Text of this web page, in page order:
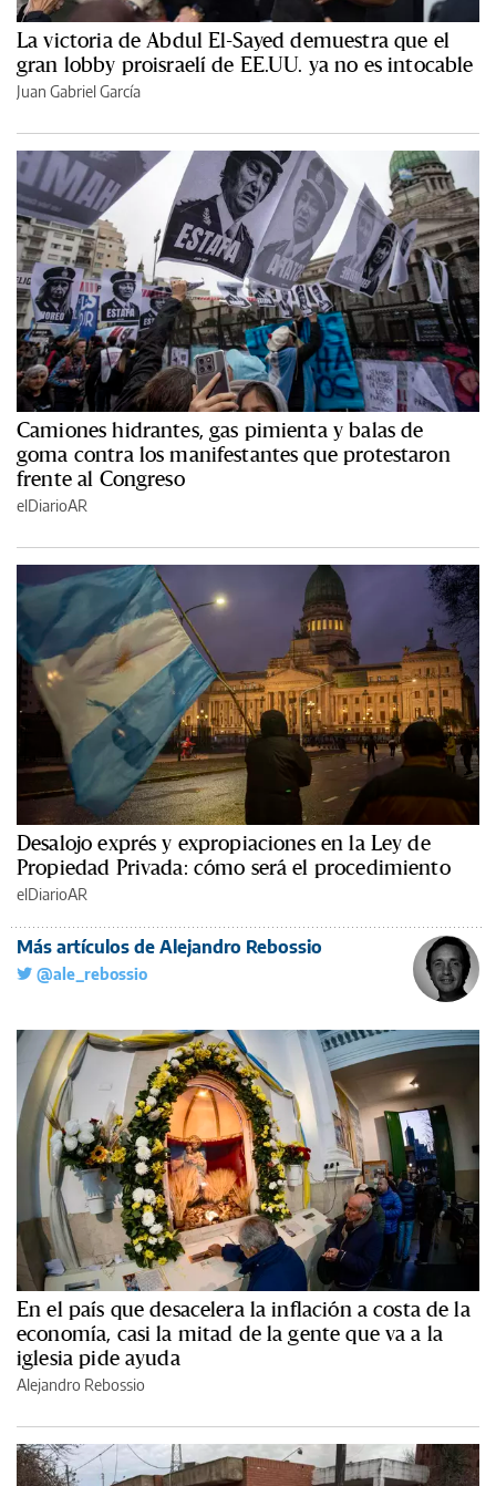
La victoria de Abdul El-Sayed demuestra que el
gran lobby proisraelí de EE.UU. ya no es intocable
Juan Gabriel García
Camiones hidrantes, gas pimienta y balas de
goma contra los manifestantes que protestaron
frente al Congreso
elDiarioAR
Desalojo exprés y expropiaciones en la Ley de
Propiedad Privada: cómo será el procedimiento
elDiarioAR
Más artículos de Alejandro Rebossio
@ale_rebossio
En el país que desacelera la inflación a costa de la
economía, casi la mitad de la gente que va a la
iglesia pide ayuda
Alejandro Rebossio